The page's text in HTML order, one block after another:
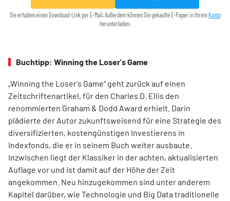
Sie erhalten einen Download-Link per E-Mail. Außerdem können Sie gekaufte E-Paper in Ihrem Konto
herunterladen.
Buchtipp: Winning the Loser's Game
„Winning the Loser's Game“ geht zurück auf einen
Zeitschriftenartikel, für den Charles D. Ellis den
renommierten Graham & Dodd Award erhielt. Darin
plädierte der Autor zukunftsweisend für eine Strategie des
diversifizierten, kostengünstigen Investierens in
Indexfonds, die er in seinem Buch weiter ausbaute.
Inzwischen liegt der Klassiker in der achten, aktualisierten
Auflage vor und ist damit auf der Höhe der Zeit
angekommen. Neu hinzugekommen sind unter anderem
Kapitel darüber, wie Technologie und Big Data traditionelle